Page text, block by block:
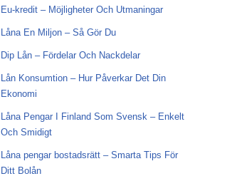
Eu-kredit – Möjligheter Och Utmaningar
Låna En Miljon – Så Gör Du
Dip Lån – Fördelar Och Nackdelar
Lån Konsumtion – Hur Påverkar Det Din
Ekonomi
Låna Pengar I Finland Som Svensk – Enkelt
Och Smidigt
Låna pengar bostadsrätt – Smarta Tips För
Ditt Bolån